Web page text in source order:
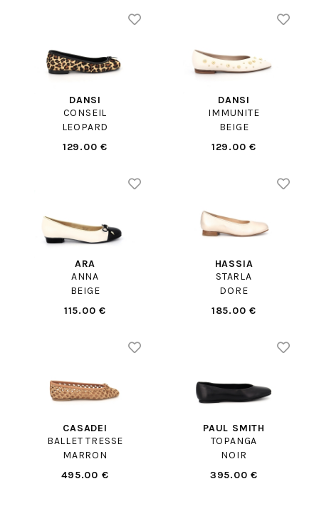
DANSI
CONSEIL
LEOPARD
129.00 €
DANSI
IMMUNITE
BEIGE
129.00 €
ARA
ANNA
BEIGE
115.00 €
HASSIA
STARLA
DORE
185.00 €
CASADEI
BALLET TRESSE
MARRON
495.00 €
PAUL SMITH
TOPANGA
NOIR
395.00 €